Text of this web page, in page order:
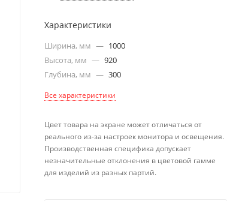
Характеристики
Ширина, мм — 1000
Высота, мм — 920
Глубина, мм — 300
Все характеристики
Цвет товара на экране может отличаться от
реального из-за настроек монитора и освещения.
Производственная специфика допускает
незначительные отклонения в цветовой гамме
для изделий из разных партий.